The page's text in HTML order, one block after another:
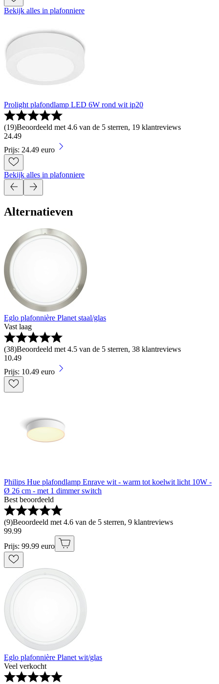
Bekijk alles in plafonniere
Prolight plafondlamp LED 6W rond wit ip20
(19)Beoordeeld met 4.6 van de 5 sterren, 19 klantreviews
24.49
Prijs: 24.49 euro
Bekijk alles in plafonniere
Alternatieven
Eglo plafonnière Planet staal/glas
Vast laag
(38)Beoordeeld met 4.5 van de 5 sterren, 38 klantreviews
10.49
Prijs: 10.49 euro
Philips Hue plafondlamp Enrave wit - warm tot koelwit licht 10W -
Ø 26 cm - met 1 dimmer switch
Best beoordeeld
(9)Beoordeeld met 4.6 van de 5 sterren, 9 klantreviews
99.99
Prijs: 99.99 euro
Eglo plafonnière Planet wit/glas
Veel verkocht